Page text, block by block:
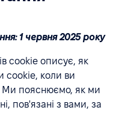
1 червня 2025 року
cookie описує, як
cookie, коли ви
Ми пояснюємо, як ми
пов'язані з вами, за